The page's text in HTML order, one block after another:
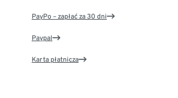
PayPo – zapłać za 30 dni
Paypal
Karta płatnicza